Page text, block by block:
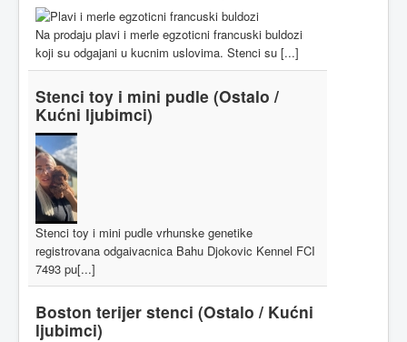
Na prodaju plavi i merle egzoticni francuski buldozi
koji su odgajani u kucnim uslovima. Stenci su [...]
Stenci toy i mini pudle (Ostalo /
Kućni ljubimci)
Stenci toy i mini pudle vrhunske genetike
registrovana odgaivacnica Bahu Djokovic Kennel FCI
7493 pu[...]
Boston terijer stenci (Ostalo / Kućni
ljubimci)